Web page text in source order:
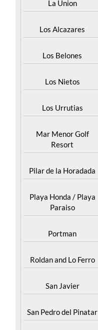
La Union
Los Alcazares
Los Belones
Los Nietos
Los Urrutias
Mar Menor Golf
Resort
Pilar de la Horadada
Playa Honda / Playa
Paraiso
Portman
Roldan and Lo Ferro
San Javier
San Pedro del Pinatar